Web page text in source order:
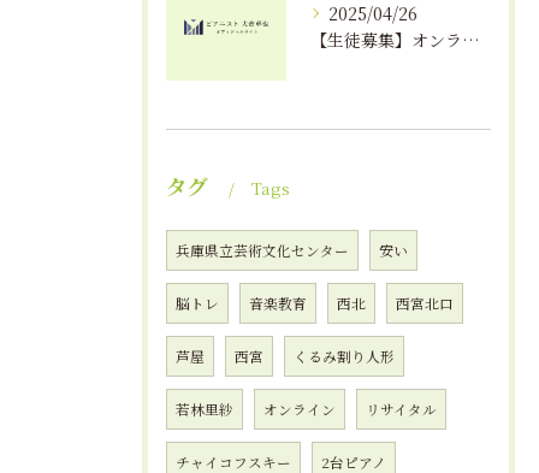
2025/04/26
【生徒募集】オンラインでピアノレッスンが受けられる！？
タグ Tags
兵庫県立芸術文化センター 安い
脳トレ 音楽教育 西北 西宮北口
芦屋 西宮 くるみ割り人形
若林里紗 オンライン リサイタル
チャイコフスキー 2台ピアノ